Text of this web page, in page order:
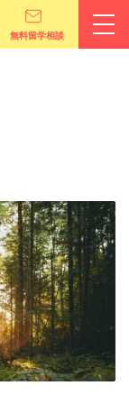
無料留学相談